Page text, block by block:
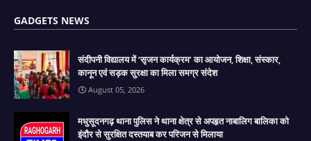
GADGETS NEWS
संदीपनी विद्यालय में ‘सृजन कार्यक्रम’ का आयोजन, शिक्षा, संस्कार,
कानून एवं सड़क सुरक्षा का मिला समग्र संदेश
August 05, 2026
मधुसूदनगढ़ थाना पुलिस ने थाना क्षेत्र से अपहृत नाबालिग बालिका को
इंदौर से सुरक्षित दस्तयाब कर परिजन से मिलाया